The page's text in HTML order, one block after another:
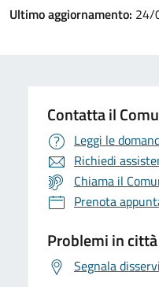
Ultimo aggiornamento: 24/
Contatta il
Leggi le
Richiedi
Chiama il
Prenota
Problemi in città
Segnala